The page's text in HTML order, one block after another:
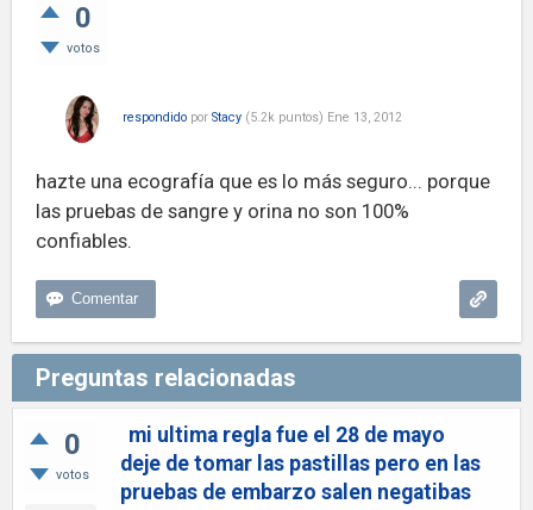
0
votos
respondido por Stacy (5.2k puntos) Ene 13, 2012
hazte una ecografía que es lo más seguro... porque
las pruebas de sangre y orina no son 100%
confiables.
Preguntas relacionadas
0
votos
mi ultima regla fue el 28 de mayo
deje de tomar las pastillas pero en las
pruebas de embarzo salen negatibas